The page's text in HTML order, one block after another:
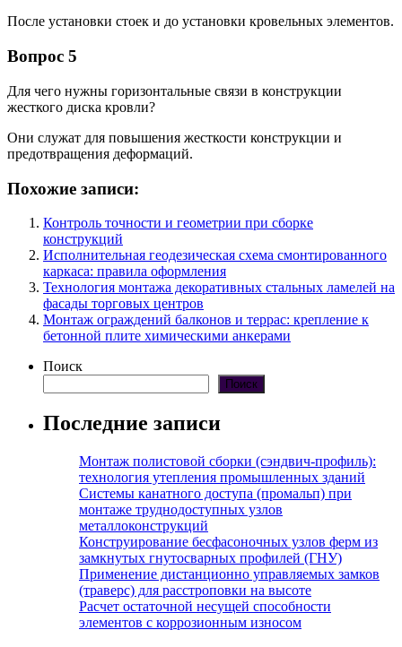
После установки стоек и до установки кровельных элементов.
Вопрос 5
Для чего нужны горизонтальные связи в конструкции
жесткого диска кровли?
Они служат для повышения жесткости конструкции и
предотвращения деформаций.
Похожие записи:
Контроль точности и геометрии при сборке
конструкций
Исполнительная геодезическая схема смонтированного
каркаса: правила оформления
Технология монтажа декоративных стальных ламелей на
фасады торговых центров
Монтаж ограждений балконов и террас: крепление к
бетонной плите химическими анкерами
Поиск
Поиск
Последние записи
Монтаж полистовой сборки (сэндвич-профиль):
технология утепления промышленных зданий
Системы канатного доступа (промальп) при
монтаже труднодоступных узлов
металлоконструкций
Конструирование бесфасоночных узлов ферм из
замкнутых гнутосварных профилей (ГНУ)
Применение дистанционно управляемых замков
(траверс) для расстроповки на высоте
Расчет остаточной несущей способности
элементов с коррозионным износом